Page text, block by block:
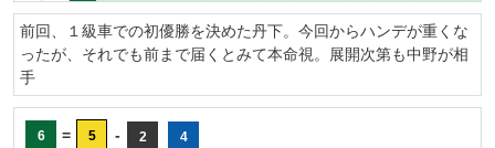
前回、１級車での初優勝を決めた丹下。今回からハンデが重くな
ったが、それでも前まで届くとみて本命視。展開次第も中野が相
手
6 = 5 - 2 4